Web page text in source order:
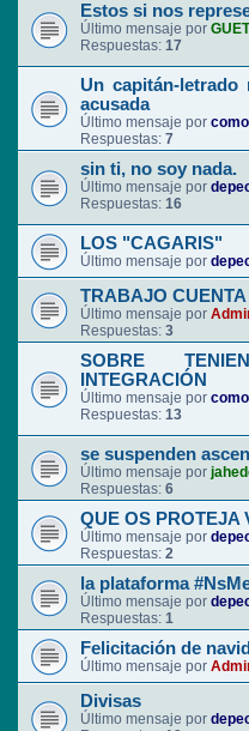
Estos si nos
Último mensaje por
Respuestas: 17
Un capitán-
acusada
Último mensaje por
Respuestas: 7
sin ti, no soy nada.
Último mensaje por
Respuestas: 16
LOS "CAGARIS"
Último mensaje por
TRABAJO
Último mensaje por
Respuestas: 3
SOBRE
INTEGRACIÓN
Último mensaje por
Respuestas: 13
se suspenden
Último mensaje por
Respuestas: 6
QUE OS PROTEJA
Último mensaje por
Respuestas: 2
la plataforma
Último mensaje por
Respuestas: 1
Felicitación de
Último mensaje por
Divisas
Último mensaje por